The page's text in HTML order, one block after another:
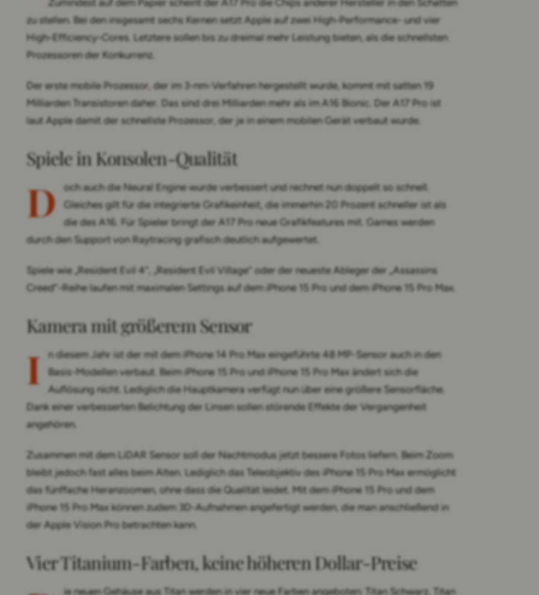
Zumindest auf dem Papier scheint der A17 Pro die Chips anderer Hersteller in den Schatten
zu stellen. Bei den insgesamt sechs Kernen setzt Apple auf zwei High-Performance- und vier
High-Efficiency-Cores. Letztere sollen bis zu dreimal mehr Leistung bieten, als die schnellsten
Prozessoren der Konkurrenz.
Der erste mobile Prozessor, der im 3-nm-Verfahren hergestellt wurde, kommt mit satten 19
Milliarden Transistoren daher. Das sind drei Milliarden mehr als im A16 Bionic. Der A17 Pro ist
laut Apple damit der schnellste Prozessor, der je in einem mobilen Gerät verbaut wurde.
Spiele in Konsolen-Qualität
D
och auch die Neural Engine wurde verbessert und rechnet nun doppelt so schnell.
Gleiches gilt für die integrierte Grafikeinheit, die immerhin 20 Prozent schneller ist als
die des A16. Für Spieler bringt der A17 Pro neue Grafikfeatures mit. Games werden
durch den Support von Raytracing grafisch deutlich aufgewertet.
Spiele wie „Resident Evil 4“, „Resident Evil Village“ oder der neueste Ableger der „Assassins
Creed“-Reihe laufen mit maximalen Settings auf dem iPhone 15 Pro und dem iPhone 15 Pro Max.
Kamera mit größerem Sensor
I
n diesem Jahr ist der mit dem iPhone 14 Pro Max eingeführte 48 MP-Sensor auch in den
Basis-Modellen verbaut. Beim iPhone 15 Pro und iPhone 15 Pro Max ändert sich die
Auflösung nicht. Lediglich die Hauptkamera verfügt nun über eine größere Sensorfläche.
Dank einer verbesserten Belichtung der Linsen sollen störende Effekte der Vergangenheit
angehören.
Zusammen mit dem LiDAR Sensor soll der Nachtmodus jetzt bessere Fotos liefern. Beim Zoom
bleibt jedoch fast alles beim Alten. Lediglich das Teleobjektiv des iPhone 15 Pro Max ermöglicht
das fünffache Heranzoomen, ohne dass die Qualität leidet. Mit dem iPhone 15 Pro und dem
iPhone 15 Pro Max können zudem 3D-Aufnahmen angefertigt werden, die man anschließend in
der Apple Vision Pro betrachten kann.
Vier Titanium-Farben, keine höheren Dollar-Preise
ie neuen Gehäuse aus Titan werden in vier neue Farben angeboten: Titan Schwarz, Titan